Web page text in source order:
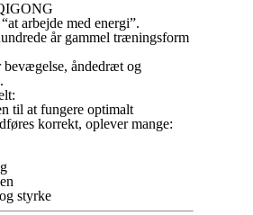
arbejde med energi”.
år gammel træningsform
bevægelse, åndedræt og
til at fungere optimalt
korrekt, oplever mange:
styrke